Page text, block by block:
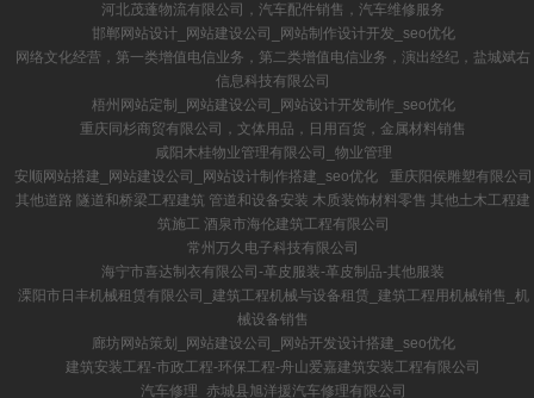
河北茂蓬物流有限公司，汽车配件销售，汽车维修服务
邯郸网站设计_网站建设公司_网站制作设计开发_seo优化
网络文化经营，第一类增值电信业务，第二类增值电信业务，演出经纪，盐城斌右
信息科技有限公司
梧州网站定制_网站建设公司_网站设计开发制作_seo优化
重庆同杉商贸有限公司，文体用品，日用百货，金属材料销售
咸阳木桂物业管理有限公司_物业管理
安顺网站搭建_网站建设公司_网站设计制作搭建_seo优化
重庆阳侯雕塑有限公司
其他道路 隧道和桥梁工程建筑 管道和设备安装 木质装饰材料零售 其他土木工程建
筑施工 酒泉市海伦建筑工程有限公司
常州万久电子科技有限公司
海宁市喜达制衣有限公司-革皮服装-革皮制品-其他服装
溧阳市日丰机械租赁有限公司_建筑工程机械与设备租赁_建筑工程用机械销售_机
械设备销售
廊坊网站策划_网站建设公司_网站开发设计搭建_seo优化
建筑安装工程-市政工程-环保工程-舟山爱嘉建筑安装工程有限公司
汽车修理_赤城县旭洋援汽车修理有限公司